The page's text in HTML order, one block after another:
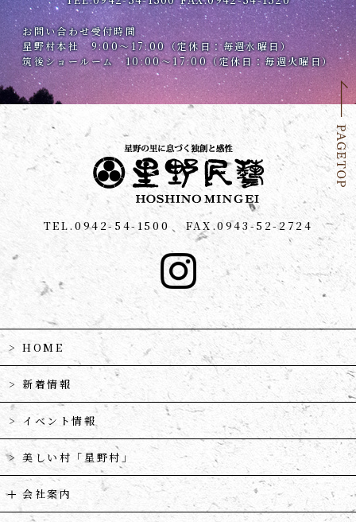
お問い合わせ受付時間
星野村本社 9:00～17:00（定休日：毎週水曜日）
筑後ショールーム 10:00～17:00（定休日：毎週火曜日）
TEL.0942-54-1500 FAX.0943-52-2724
HOME
新着情報
イベント情報
美しい村「星野村」
会社案内